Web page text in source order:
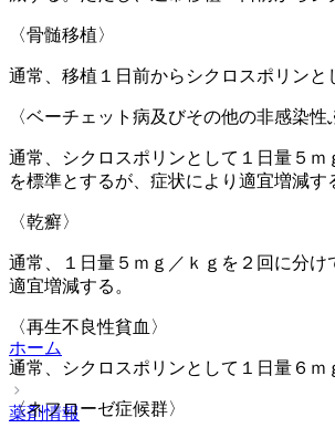
〈骨髄移植〉
通常、移植１日前からシクロスポリン
〈ベーチェット病及びその他の非感染性
通常、シクロスポリンとして１日量５
を標準とするが、症状により適宜増減す
〈乾癬〉
通常、１日量５ｍｇ／ｋｇを２回に分
適宜増減する。
〈再生不良性貧血〉
通常、シクロスポリンとして１日量６ｍ
〈ネフローゼ症候群〉
ホーム
薬剤情報